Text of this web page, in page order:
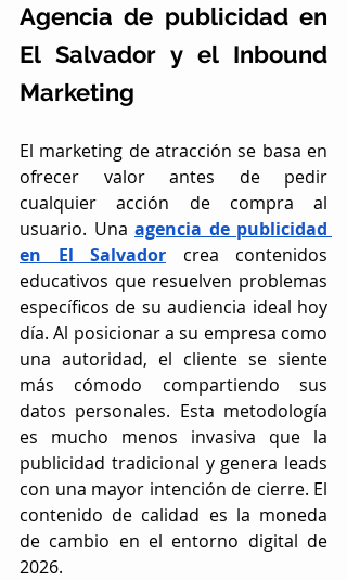
Agencia de publicidad en
El Salvador y el Inbound
Marketing
El marketing de atracción se basa en
ofrecer valor antes de pedir
cualquier acción de compra al
usuario. Una agencia de publicidad
en El Salvador crea contenidos
educativos que resuelven problemas
específicos de su audiencia ideal hoy
día. Al posicionar a su empresa como
una autoridad, el cliente se siente
más cómodo compartiendo sus
datos personales. Esta metodología
es mucho menos invasiva que la
publicidad tradicional y genera leads
con una mayor intención de cierre. El
contenido de calidad es la moneda
de cambio en el entorno digital de
2026.